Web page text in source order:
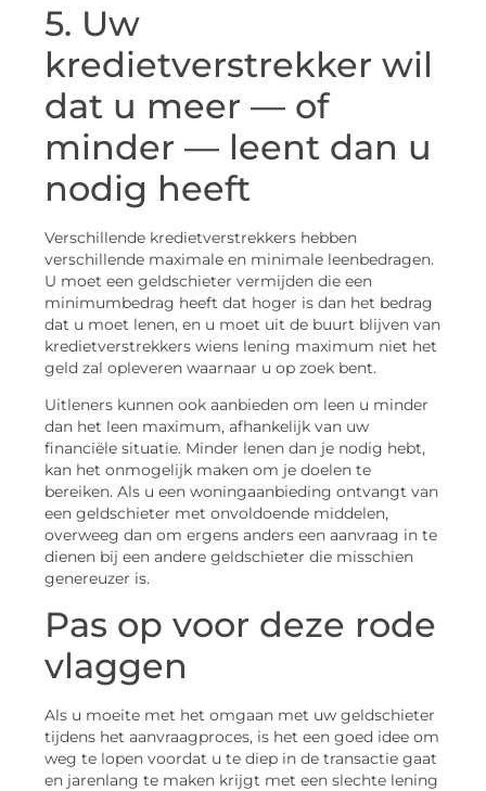
5. Uw
kredietverstrekker wil
dat u meer — of
minder — leent dan u
nodig heeft
Verschillende kredietverstrekkers hebben
verschillende maximale en minimale leenbedragen.
U moet een geldschieter vermijden die een
minimumbedrag heeft dat hoger is dan het bedrag
dat u moet lenen, en u moet uit de buurt blijven van
kredietverstrekkers wiens lening maximum niet het
geld zal opleveren waarnaar u op zoek bent.
Uitleners kunnen ook aanbieden om leen u minder
dan het leen maximum, afhankelijk van uw
financiële situatie. Minder lenen dan je nodig hebt,
kan het onmogelijk maken om je doelen te
bereiken. Als u een woningaanbieding ontvangt van
een geldschieter met onvoldoende middelen,
overweeg dan om ergens anders een aanvraag in te
dienen bij een andere geldschieter die misschien
genereuzer is.
Pas op voor deze rode
vlaggen
Als u moeite met het omgaan met uw geldschieter
tijdens het aanvraagproces, is het een goed idee om
weg te lopen voordat u te diep in de transactie gaat
en jarenlang te maken krijgt met een slechte lening